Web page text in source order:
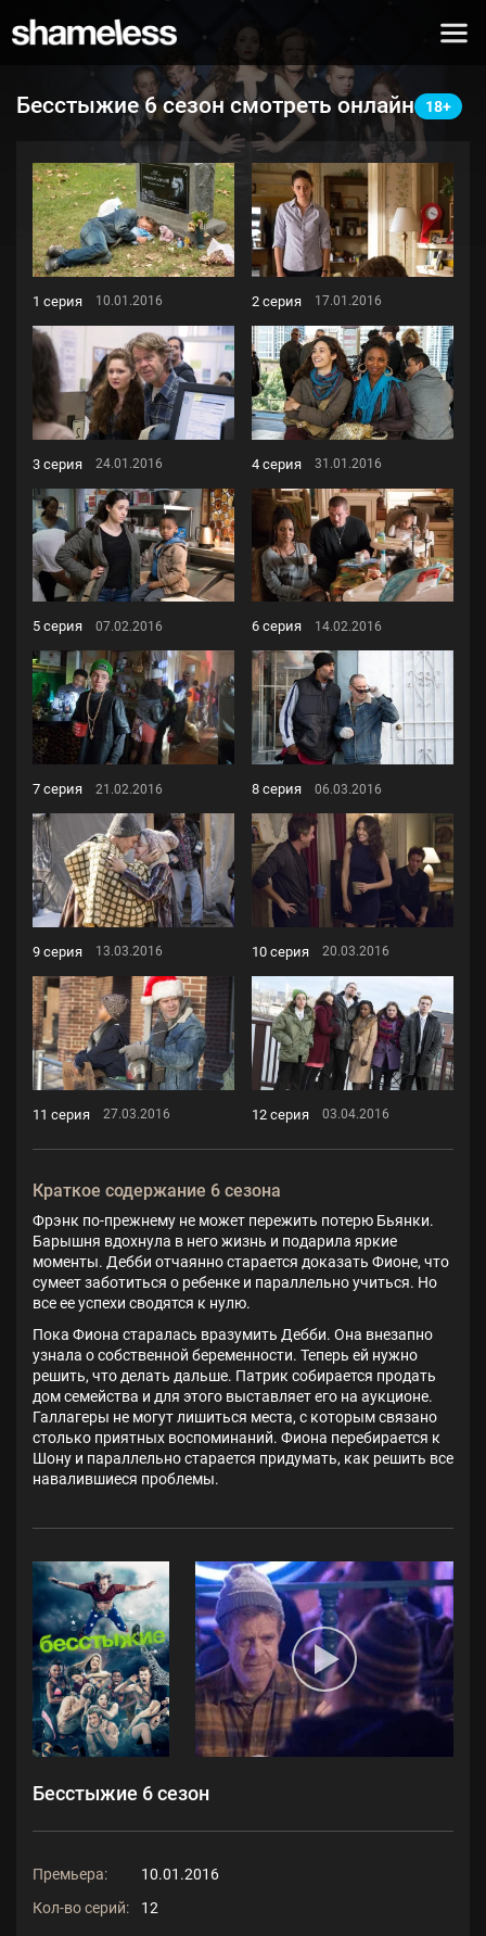
Бесстыжие 6 сезон смотреть онлайн
1 серия 10.01.2016 2 серия 17.01.2016
3 серия 24.01.2016 4 серия 31.01.2016
5 серия 07.02.2016 6 серия 14.02.2016
7 серия 21.02.2016 8 серия 06.03.2016
9 серия 13.03.2016 10 серия 20.03.2016
11 серия 27.03.2016 12 серия 03.04.2016
Краткое содержание 6 сезона
Фрэнк по-прежнему не может пережить потерю Бьянки.
Барышня вдохнула в него жизнь и подарила яркие
моменты. Дебби отчаянно старается доказать Фионе, что
сумеет заботиться о ребенке и параллельно учиться. Но
все ее успехи сводятся к нулю.
Пока Фиона старалась вразумить Дебби. Она внезапно
узнала о собственной беременности. Теперь ей нужно
решить, что делать дальше. Патрик собирается продать
дом семейства и для этого выставляет его на аукционе.
Галлагеры не могут лишиться места, с которым связано
столько приятных воспоминаний. Фиона перебирается к
Шону и параллельно старается придумать, как решить все
навалившиеся проблемы.
Бесстыжие 6 сезон
Премьера:
10.01.2016
Кол-во серий:
12